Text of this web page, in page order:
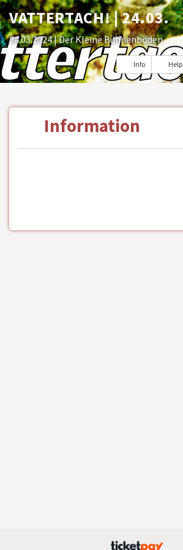
VATTERTACH! | 24.03.
24.03.2024| Der Kleine Bühnenboden
Info Help
Information